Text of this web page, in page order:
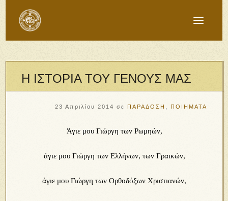
Η ΙΣΤΟΡΙΑ ΤΟΥ ΓΕΝΟΥΣ ΜΑΣ
23 Απριλίου 2014 σε ΠΑΡΑΔΟΣΗ ΠΟΙΗΜΑΤΑ
Άγιε μου Γιώργη των Ρωμηών,
άγιε μου Γιώργη των Ελλήνων, των Γραικών,
άγιε μου Γιώργη των Ορθοδόξων Χριστιανών,